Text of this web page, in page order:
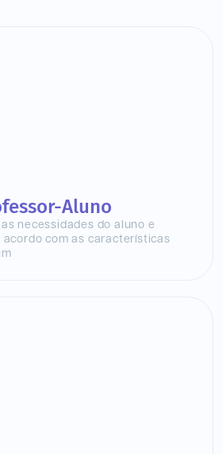
Aluno
necessidades do aluno e
com as características